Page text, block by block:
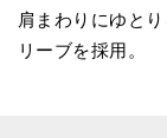
肩まわりにゆと
リーブを採用。